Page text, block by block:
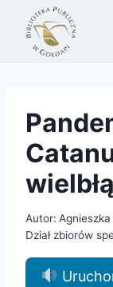
Przejdź
treści
Autor: Agnieszka
Dział zbiorów